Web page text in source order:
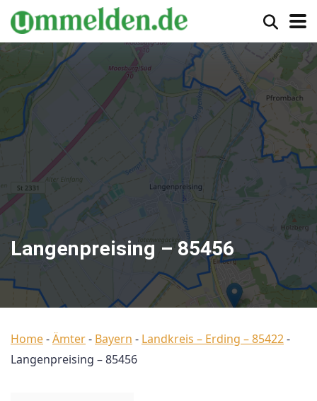
Langenpreising – 85456
Home-Ämter- Bayern - Landkreis – Erding – 85422-
Langenpreising – 85456